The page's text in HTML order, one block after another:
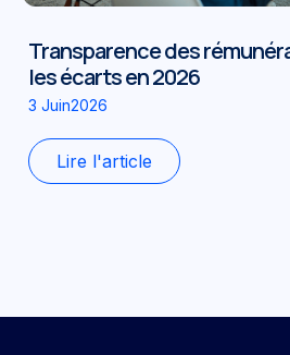
Transparence des
les écarts en 2026
3 Juin2026
Lire l'article